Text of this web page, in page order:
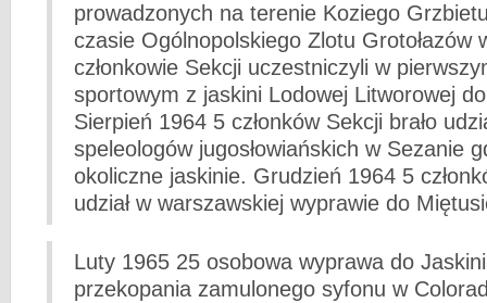
prowadzonych na terenie Koziego
czasie Ogólnopolskiego Zlotu Grotołazów
członkowie Sekcji uczestniczyli w
sportowym z jaskini Lodowej Litworowej
Sierpień 1964 5 członków Sekcji brało
speleologów jugosłowiańskich w Sezanie
okoliczne jaskinie. Grudzień 1964 5
udział w warszawskiej wyprawie do
Luty 1965 25 osobowa wyprawa do
przekopania zamulonego syfonu w